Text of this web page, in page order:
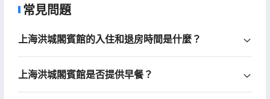
常見問題
上海洪城閣賓館的入住和退房時間是什麼？
上海洪城閣賓館是否提供早餐？